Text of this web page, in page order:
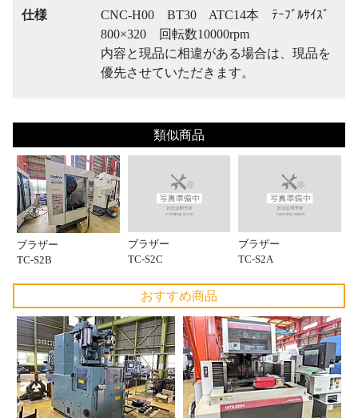
仕様
CNC-H00 BT30 ATC14本 ﾃｰﾌﾞﾙｻｲｽﾞ
800×320 回転数10000rpm
内容と現品に相違がある場合は、現品を
優先させていただきます。
類似商品
ブラザー
TC-S2B
ブラザー
TC-S2C
ブラザー
TC-S2A
おすすめ商品